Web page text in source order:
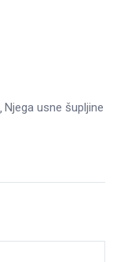
Njega usne šupljine